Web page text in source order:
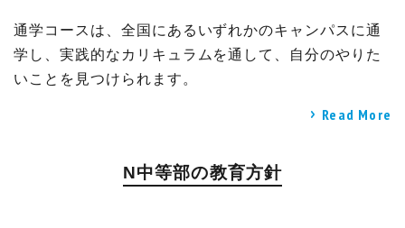
通学コースは、全国にあるいずれかのキャンパスに通
学し、実践的なカリキュラムを通して、自分のやりた
いことを見つけられます。
Read More
N中等部の教育方針